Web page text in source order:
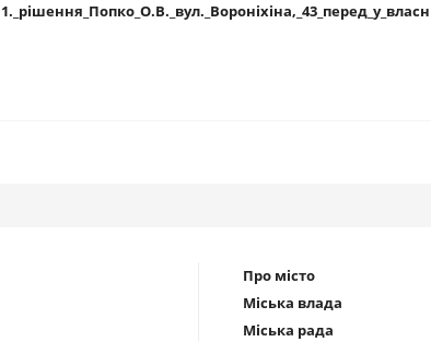
1._рішення_Попко_О.В._вул._Вороніхіна,_43_перед_у_власн
Про місто
Міська влада
Міська рада